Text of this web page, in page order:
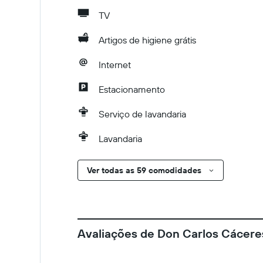
TV
Artigos de higiene grátis
Internet
Estacionamento
Serviço de lavandaria
Lavandaria
Ver todas as 59 comodidades
Avaliações de Don Carlos